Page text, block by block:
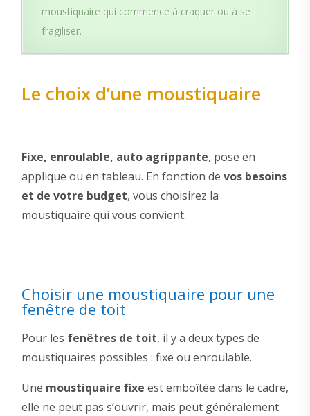
moustiquaire qui commence à craquer ou à se
fragiliser.
Le choix d’une moustiquaire
Fixe, enroulable, auto agrippante, pose en
applique ou en tableau. En fonction de vos besoins
et de votre budget, vous choisirez la
moustiquaire qui vous convient.
Choisir une moustiquaire pour une
fenêtre de toit
Pour les fenêtres de toit, il y a deux types de
moustiquaires possibles : fixe ou enroulable.
Une moustiquaire fixe est emboîtée dans le cadre,
elle ne peut pas s’ouvrir, mais peut généralement